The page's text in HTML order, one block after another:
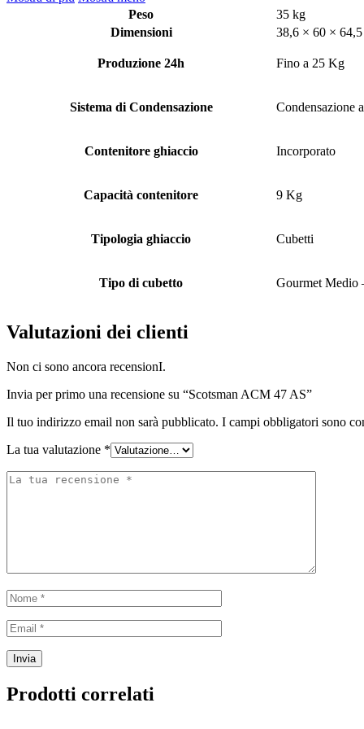
Peso
35 kg
Dimensioni
38,6 × 60 ×
Produzione 24h Fino a 25 Kg
Sistema di Condensazione Condensazione
Contenitore ghiaccio Incorporato
Capacità contenitore 9 Kg
Tipologia ghiaccio Cubetti
Tipo di cubetto Gourmet Medio
Valutazioni dei clienti
Non ci sono ancora recensionI.
Invia per primo una recensione su “Scotsman ACM 47 AS”
Il tuo indirizzo email non sarà pubblicato. I campi obbligatori sono
La tua valutazione *
Prodotti correlati